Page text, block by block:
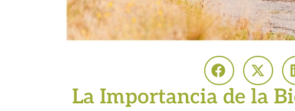
La Importancia de la